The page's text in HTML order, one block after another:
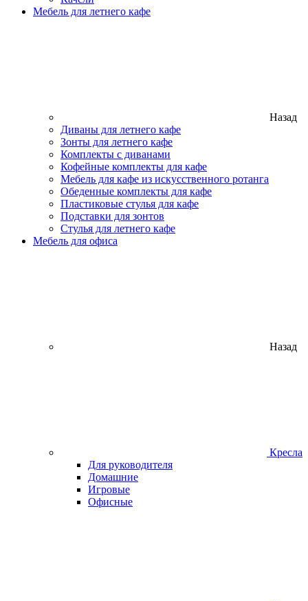
Мебель для летнего кафе
Назад
Диваны для летнего кафе
Зонты для летнего кафе
Комплекты с диванами
Кофейные комплекты для кафе
Мебель для кафе из искусственного ротанга
Обеденные комплекты для кафе
Пластиковые стулья для кафе
Подставки для зонтов
Стулья для летнего кафе
Мебель для офиса
Назад
Кресла
Для руководителя
Домашние
Игровые
Офисные